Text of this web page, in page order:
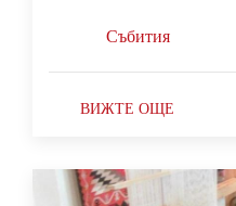
Събития
ВИЖТЕ ОЩЕ